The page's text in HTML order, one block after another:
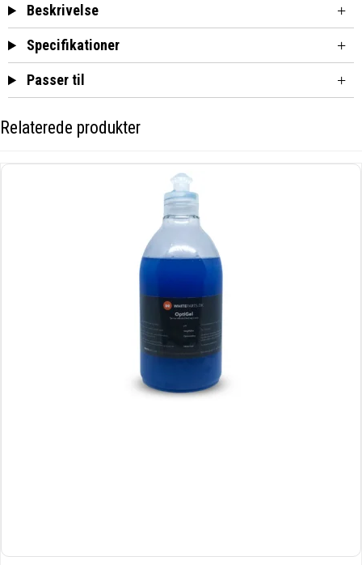
Beskrivelse
Specifikationer
Passer til
Relaterede produkter